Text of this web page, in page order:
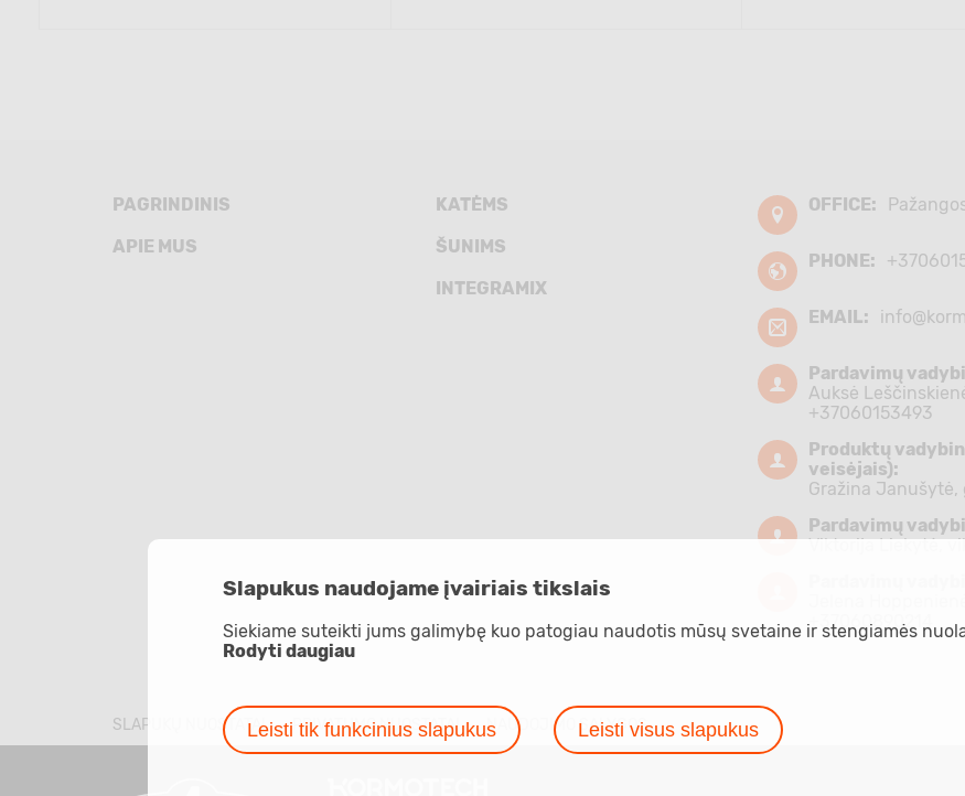
PAGRINDINIS
APIE MUS
KATĖMS
ŠUNIMS
INTEGRAMIX
OFFICE:
PHONE:
EMAIL:
Pardavimų
Auksė
+37060153493
Produktų
veisėjais):
Gražina Janušytė,
Pardavimų
Viktorija Liekytė,
+37060890214
SLAPUKŲ NUOSTATAI PRIVATUMO NUOSTATAI NAUDOJIMO SĄLYGOS
Slapukus naudojame įvairiais tikslais
Siekiame suteikti jums galimybę kuo patogiau naudotis mūsų svetaine ir stengiamės
Rodyti daugiau
Leisti tik funkcinius slapukus Leisti visus slapukus